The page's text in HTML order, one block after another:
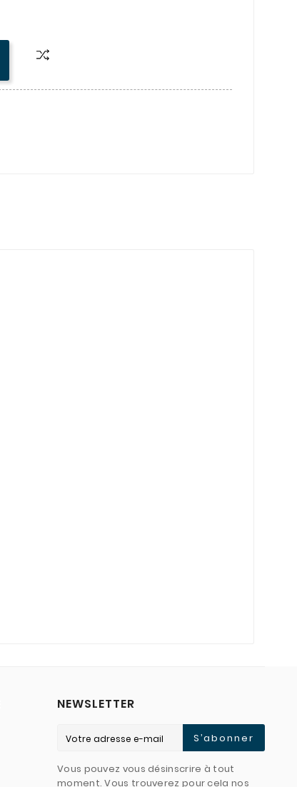
NEWSLETTER
S’abonner
Vous pouvez vous désinscrire à tout
moment. Vous trouverez pour cela nos